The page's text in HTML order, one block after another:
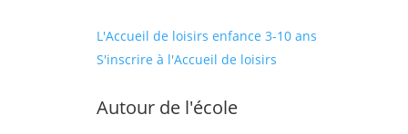
L'Accueil de loisirs enfance 3-10 ans
S'inscrire à l'Accueil de loisirs
Autour de l'école